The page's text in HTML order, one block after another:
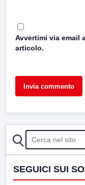
Avvertimi via email
articolo.
CERCA
SEGUICI SUI